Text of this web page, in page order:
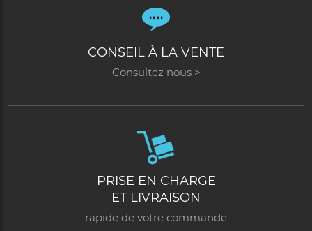
CONSEIL À LA VENTE
Consultez nous >
PRISE EN CHARGE
ET LIVRAISON
rapide de votre commande